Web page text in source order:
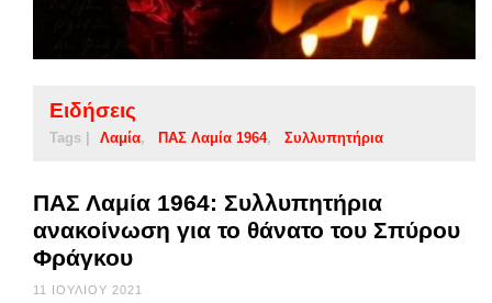
Ειδήσεις
Tags | Λαμία ΠΑΣ Λαμία 1964 Συλλυπητήρια
ΠΑΣ Λαμία 1964: Συλλυπητήρια
ανακοίνωση για το θάνατο του Σπύρου
Φράγκου
11 ΙΟΥΛΊΟΥ 2021